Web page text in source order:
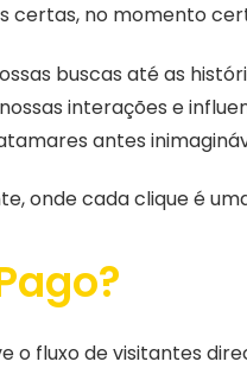
certas, no momento
buscas até as
interações e
antes
onde cada clique é
o fluxo de visitantes